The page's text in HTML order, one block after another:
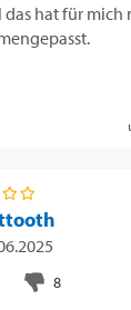
das hat für mich